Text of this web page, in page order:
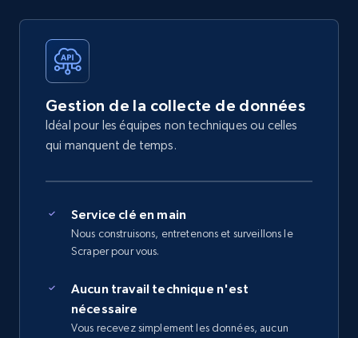
Gestion de la collecte de données
Idéal pour les équipes non techniques ou celles
qui manquent de temps.
Service clé en main
Nous construisons, entretenons et surveillons le
Scraper pour vous.
Aucun travail technique n'est
nécessaire
Vous recevez simplement les données, aucun